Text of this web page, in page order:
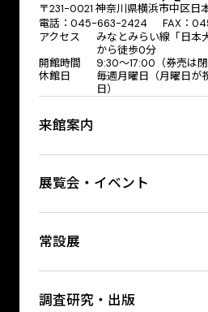
〒231-0021 神奈川県横浜市中区日
電話：045-663-2424 FAX：
アクセス
みなとみらい線「日本
から徒歩0分
開館時間
9:30～17:00（券売は
休館日
毎週月曜日（月曜日が
日）
来館案内
展覧会・イベント
常設展
調査研究・出版